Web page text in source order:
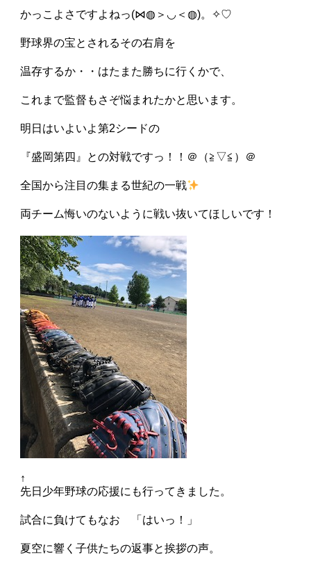
かっこよさですよねっ(⋈◍＞◡＜◍)。✧♡
野球界の宝とされるその右肩を
温存するか・・はたまた勝ちに行くかで、
これまで監督もさぞ悩まれたかと思います。
明日はいよいよ第2シードの
『盛岡第四』との対戦ですっ！！＠（≧▽≦）＠
全国から注目の集まる世紀の一戦
両チーム悔いのないように戦い抜いてほしいです！
↑
先日少年野球の応援にも行ってきました。
試合に負けてもなお 「はいっ！」
夏空に響く子供たちの返事と挨拶の声。